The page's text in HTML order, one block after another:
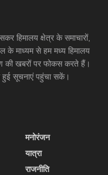
हिमालय क्षेत्र के समाचारों,
के माध्यम से हम मध्य हिमालय
की खबरों पर फोकस करते हैं।
हुई सूचनाएं पहुंचा सकें।
मनोरंजन
यात्रा
राजनीति